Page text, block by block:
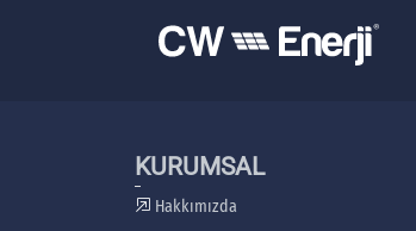
KURUMSAL
Hakkımızda